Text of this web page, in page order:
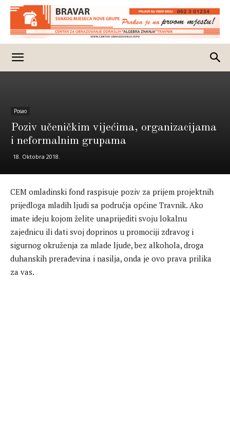
Posao
Poziv učeničkim vijećima, organizacijama
i neformalnim grupama
18. Oktobra 2018.
CEM omladinski fond raspisuje poziv za prijem projektnih
prijedloga mladih ljudi sa područja općine Travnik. Ako
imate ideju kojom želite unaprijediti svoju lokalnu
zajednicu ili dati svoj doprinos u promociji zdravog i
sigurnog okruženja za mlade ljude, bez alkohola, droga
duhanskih prerađevina i nasilja, onda je ovo prava prilika
za vas.